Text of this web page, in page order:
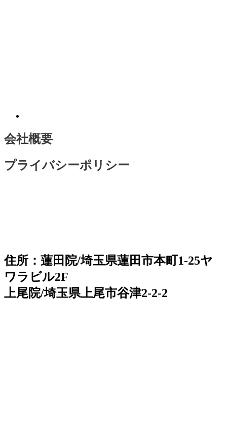
会社概要
プライバシーポリシー
住所：蓮田院/埼玉県蓮田市本町1-25ヤ
ワラビル2F
上尾院/埼玉県上尾市谷津2-2-2